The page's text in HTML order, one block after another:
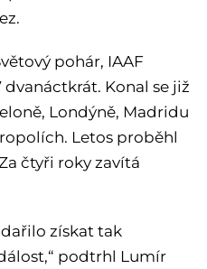
pohár, IAAF
dvanáctkrát. Konal se již
Londýně, Madridu
Letos proběhl
čtyři roky zavítá
získat tak
podtrhl Lumír